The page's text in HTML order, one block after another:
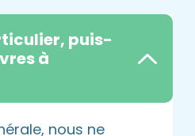
puis-
à
nous ne